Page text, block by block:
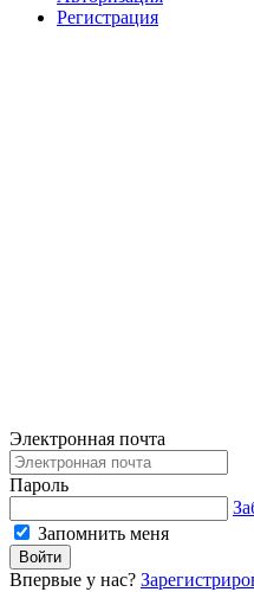
Регистрация
Электронная почта
Пароль
Запомнить меня
Впервые у нас?